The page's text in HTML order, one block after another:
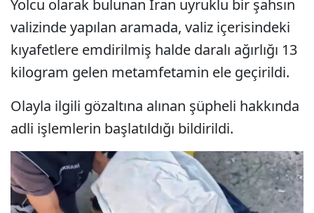
Yolcu olarak bulunan İran uyruklu bir şahsın
valizinde yapılan aramada, valiz içerisindeki
kıyafetlere emdirilmiş halde daralı ağırlığı 13
kilogram gelen metamfetamin ele geçirildi.
Olayla ilgili gözaltına alınan şüpheli hakkında
adli işlemlerin başlatıldığı bildirildi.